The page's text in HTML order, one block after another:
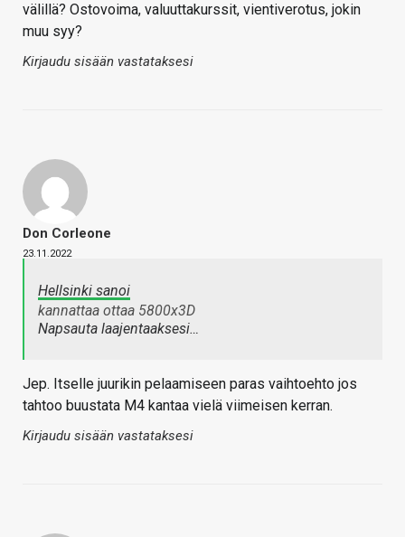
välillä? Ostovoima, valuuttakurssit, vientiverotus, jokin
muu syy?
Kirjaudu sisään vastataksesi
Don Corleone
23.11.2022
Hellsinki sanoi
kannattaa ottaa 5800x3D
Napsauta laajentaaksesi…
Jep. Itselle juurikin pelaamiseen paras vaihtoehto jos
tahtoo buustata M4 kantaa vielä viimeisen kerran.
Kirjaudu sisään vastataksesi